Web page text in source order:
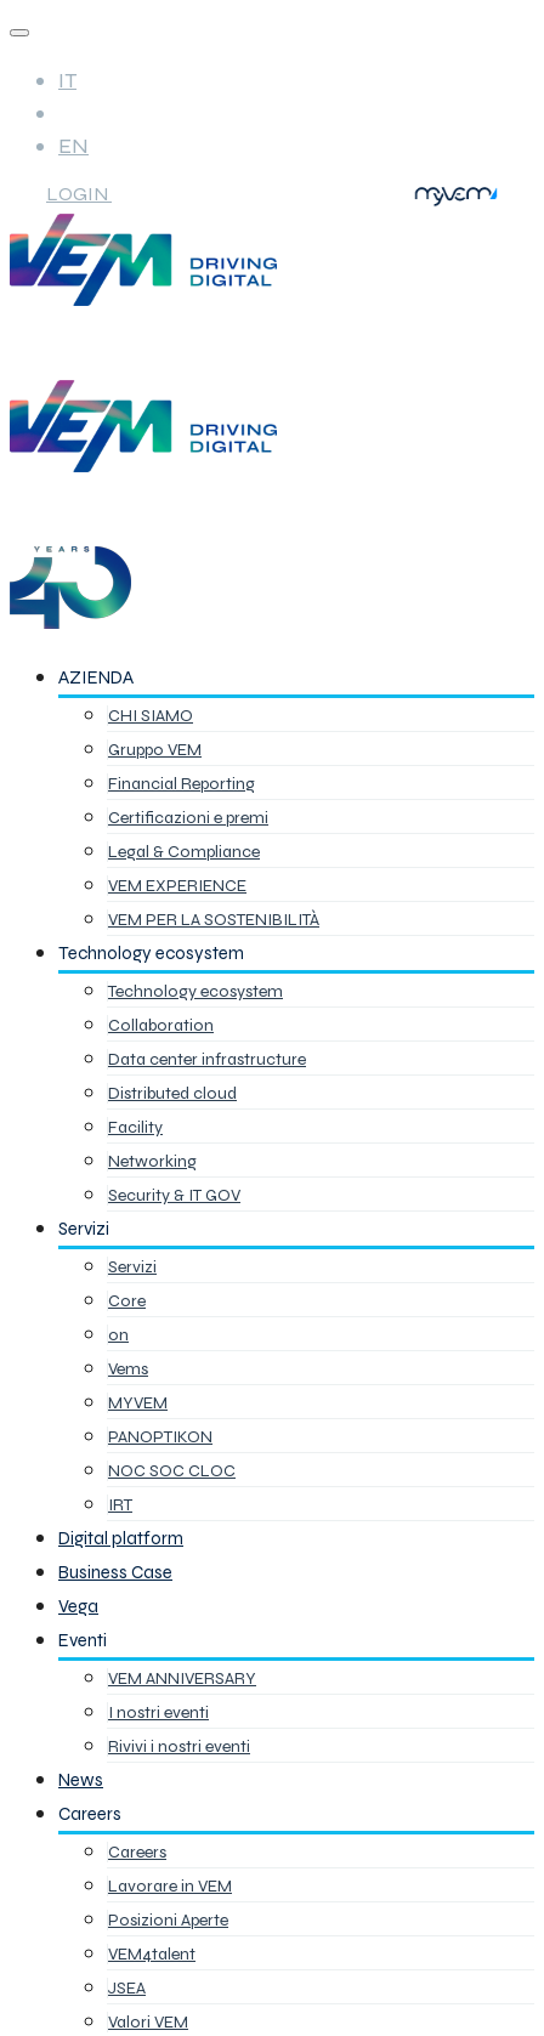
IT
EN
LOGIN
AZIENDA
CHI SIAMO
Gruppo VEM
Financial Reporting
Certificazioni e premi
Legal & Compliance
VEM EXPERIENCE
VEM PER LA SOSTENIBILITÀ
Technology ecosystem
Technology ecosystem
Collaboration
Data center infrastructure
Distributed cloud
Facility
Networking
Security & IT GOV
Servizi
Servizi
Core
on
Vems
MYVEM
PANOPTIKON
NOC SOC CLOC
IRT
Digital platform
Business Case
Vega
Eventi
VEM ANNIVERSARY
I nostri eventi
Rivivi i nostri eventi
News
Careers
Careers
Lavorare in VEM
Posizioni Aperte
VEM4talent
JSEA
Valori VEM